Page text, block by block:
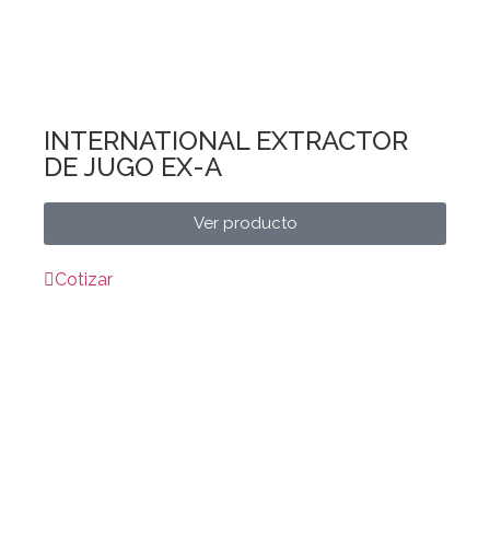
INTERNATIONAL EXTRACTOR
DE JUGO EX-A
Ver producto
Cotizar